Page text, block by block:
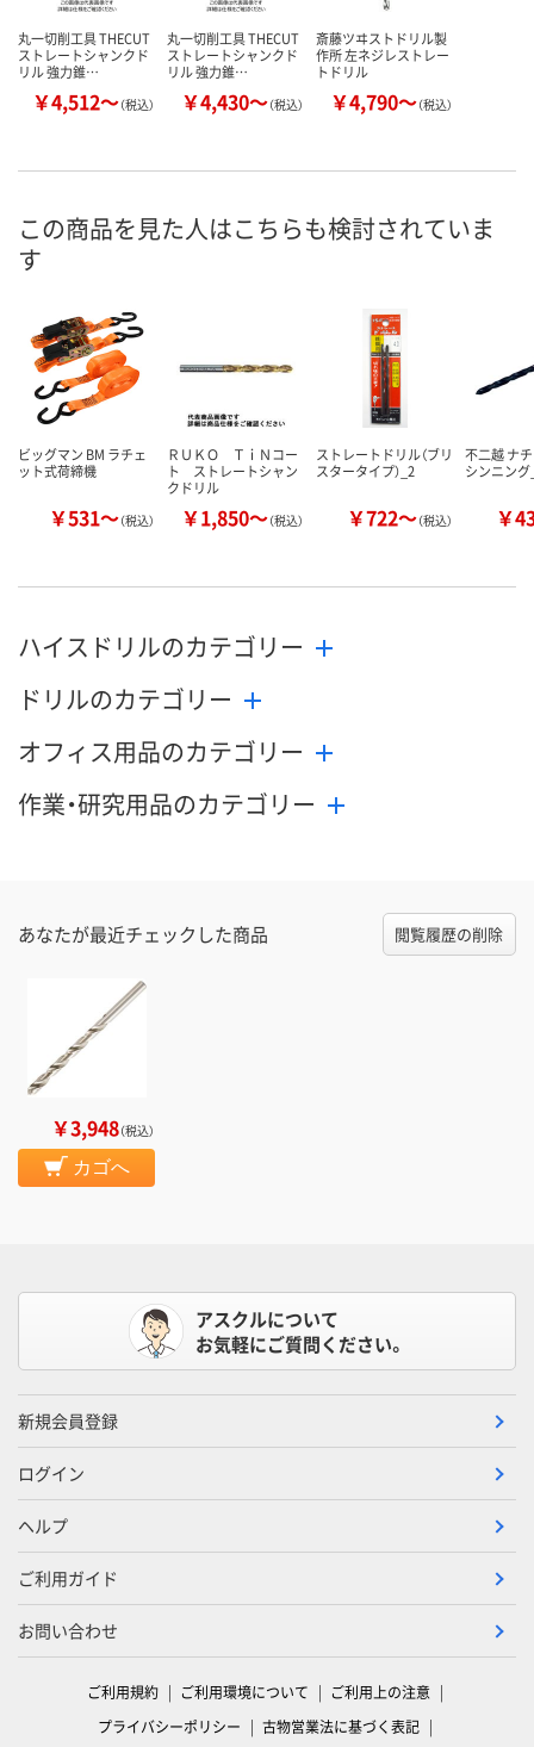
丸一切削工具 THECUT
ストレートシャンクド
リル 強力錐…
￥4,512～（税込）
丸一切削工具 THECUT
ストレートシャンクド
リル 強力錐…
￥4,430～（税込）
斎藤ツヰストドリル製
作所 左ネジレストレー
トドリル
￥4,790～（税込）
この商品を見た人はこちらも検討されていま
す
ビッグマン BM ラチェ
ット式荷締機
￥531～（税込）
ＲＵＫＯ ＴｉＮコー
ト ストレートシャン
クドリル
￥1,850～（税込）
ストレートドリル（ブリ
スタータイプ）_2
￥722～（税込）
不二越 ナ
シンニング
￥
ハイスドリルのカテゴリー
ドリルのカテゴリー
オフィス用品のカテゴリー
作業・研究用品のカテゴリー
あなたが最近チェックした商品 閲覧履歴の削除
￥3,948（税込）
カゴへ
アスクルについて
お気軽にご質問ください。
新規会員登録
ログイン
ヘルプ
ご利用ガイド
お問い合わせ
ご利用規約 ご利用環境について
ご利用上の注意
プライバシーポリシー
古物営業法に基づく表記